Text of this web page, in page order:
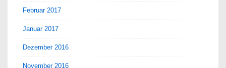
Februar 2017
Januar 2017
Dezember 2016
November 2016